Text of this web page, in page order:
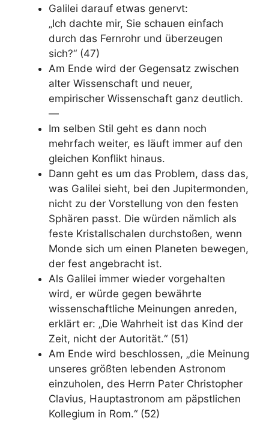
Galilei darauf etwas genervt:
„Ich dachte mir, Sie schauen einfach
durch das Fernrohr und überzeugen
sich?“ (47)
Am Ende wird der Gegensatz zwischen
alter Wissenschaft und neuer,
empirischer Wissenschaft ganz deutlich.
—
Im selben Stil geht es dann noch
mehrfach weiter, es läuft immer auf den
gleichen Konflikt hinaus.
Dann geht es um das Problem, dass das,
was Galilei sieht, bei den Jupitermonden,
nicht zu der Vorstellung von den festen
Sphären passt. Die würden nämlich als
feste Kristallschalen durchstoßen, wenn
Monde sich um einen Planeten bewegen,
der fest angebracht ist.
Als Galilei immer wieder vorgehalten
wird, er würde gegen bewährte
wissenschaftliche Meinungen anreden,
erklärt er: „Die Wahrheit ist das Kind der
Zeit, nicht der Autorität.“ (51)
Am Ende wird beschlossen, „die Meinung
unseres größten lebenden Astronom
einzuholen, des Herrn Pater Christopher
Clavius, Hauptastronom am päpstlichen
Kollegium in Rom.“ (52)